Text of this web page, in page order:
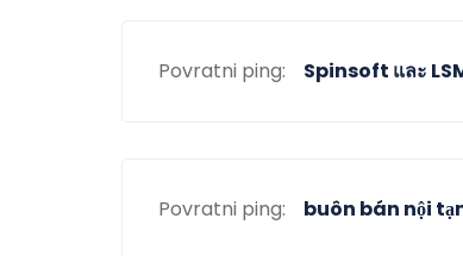
Povratni ping: Spinsoft และ
Povratni ping: buôn bán nội